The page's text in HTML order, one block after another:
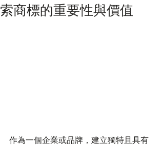
索商標的重要性與價值
作為一個企業或品牌，建立獨特且具有